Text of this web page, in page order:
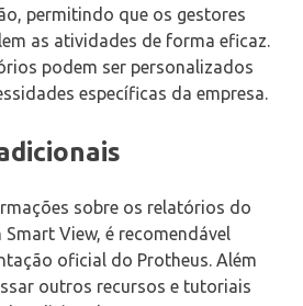
permitindo que os gestores
as atividades de forma eficaz.
podem ser personalizados
específicas da empresa.
sobre os relatórios do
Smart View, é recomendável
oficial do Protheus. Além
outros recursos e tutoriais